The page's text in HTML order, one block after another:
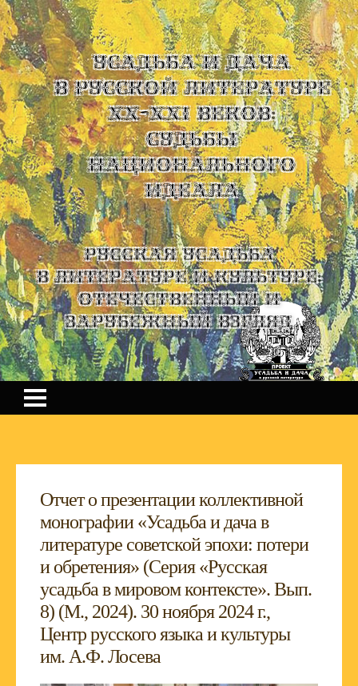
УСАДЬБА И ДАЧА
В РУССКОЙ ЛИТЕРАТУРЕ
XX-XXI ВЕКОВ:
СУДЬБЫ
НАЦИОНАЛЬНОГО
ИДЕАЛА
Русская усадьба
в литературе и культуре:
отечественный и
зарубежный взгляд
Отчет о презентации коллективной
монографии «Усадьба и дача в
литературе советской эпохи: потери
и обретения» (Серия «Русская
усадьба в мировом контексте». Вып.
8) (М., 2024). 30 ноября 2024 г.,
Центр русского языка и культуры
им. А.Ф. Лосева